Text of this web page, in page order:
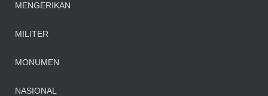
MENGERIKAN
MILITER
MONUMEN
NASIONAL